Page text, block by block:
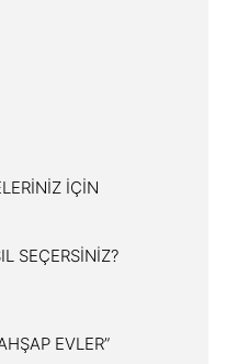
İÇİN
SEÇERSİNİZ?
EVLER”